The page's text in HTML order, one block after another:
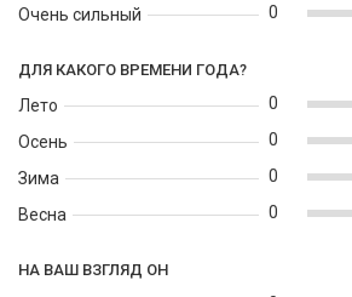
Очень сильный
0
ДЛЯ КАКОГО ВРЕМЕНИ ГОДА?
Лето
Осень
Зима
Весна
0
0
0
0
НА ВАШ ВЗГЛЯД ОН